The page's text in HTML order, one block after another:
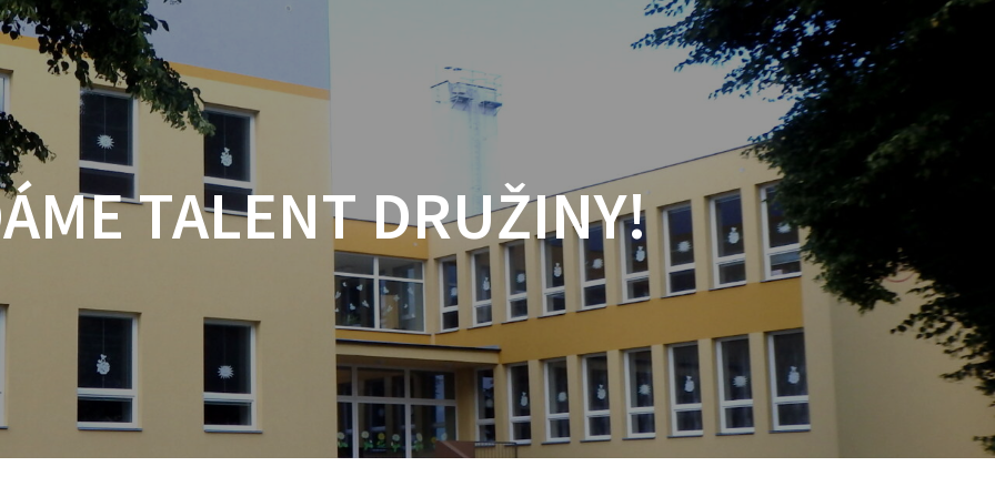
TALENT DRUŽINY!